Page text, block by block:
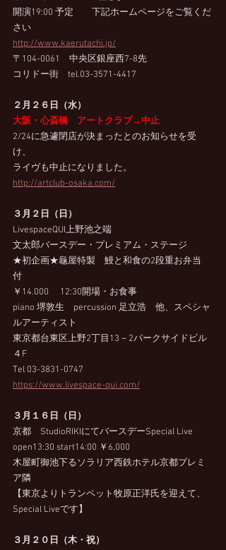
開演19:00 予定　　下記ホームページをご覧くだ
さい
http://www.kaerutachi.jp/
〒104-0061　中央区銀座西7-8先
コリドー街　tel.03-3571-4417
２月２６日（水）
大阪・心斎橋　アートクラブ→中止
2/24に急遽閉店が決まったとのお知らせを受
け、
ライヴも中止になりました。
http://artclub-osaka.com/
３月２日（日）
LivespaceQUI上野池之端
文太郎バースデー・プレミアム・ステージ
★初企画★龜屋特製　鰻と和食の2段重お弁当
付
￥14.000 　12:30開場・お食事
piano 堺敦生　percussion 足立浩　他、スペシャ
ルアーティスト
東京都台東区上野2丁目13－2パークサイドビル
４F
Tel 03-3831-0747
https://www.livespace-qui.com/
３月１６日（日）
京都　StudioRIKIにてバースデーSpecial Live
open13:30 start14:00 ￥6,000
木屋町御池下るソラリア西鉄ホテル京都プレミ
ア隣
【東京よりトランペット牧原正洋氏を迎えて、
Special Liveです】
３月２０日（木・祝）